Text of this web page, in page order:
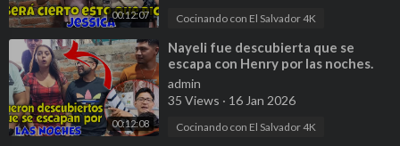
00:12:07 Cocinando con El Salvador 4K
00:12:08
⁣Nayeli fue descubierta que se
escapa con Henry por las noches.
Bessy se enoja por esto. Parte 3
admin
35 Views · 16 Jan 2026
Cocinando con El Salvador 4K